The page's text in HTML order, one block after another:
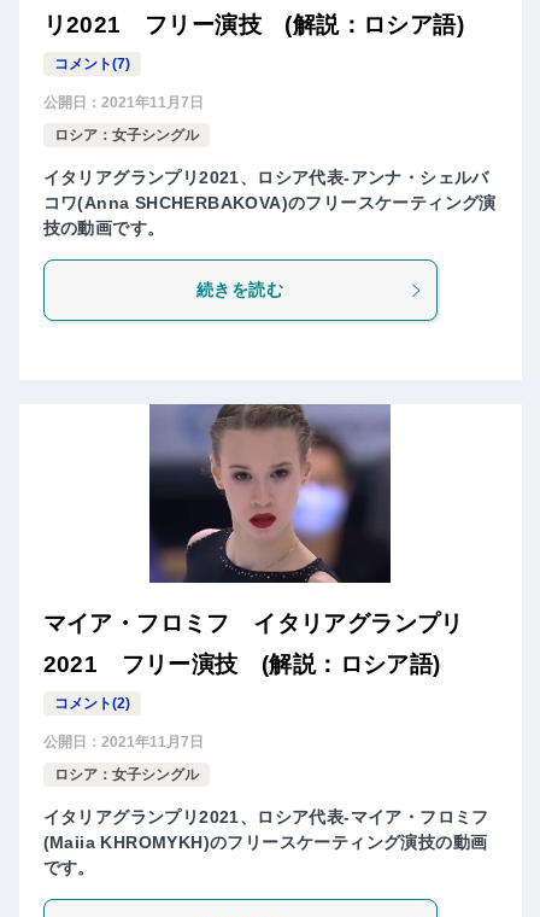
リ2021 フリー演技 (解説：ロシア語)
コメント(7)
公開日： 2021年11月7日
ロシア：女子シングル
イタリアグランプリ2021、ロシア代表-アンナ・シェルバ
コワ(Anna SHCHERBAKOVA)のフリースケーティング演
技の動画です。
続きを読む
マイア・​フロミフ イタリアグランプリ
2021 フリー演技 (解説：ロシア語)
コメント(2)
公開日： 2021年11月7日
ロシア：女子シングル
イタリアグランプリ2021、ロシア代表-マイア・​フロミフ
(Maiia KHROMYKH)のフリースケーティング演技の動画
です。